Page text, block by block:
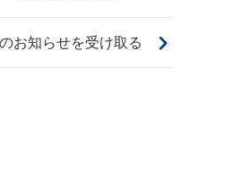
お知らせを受け取る